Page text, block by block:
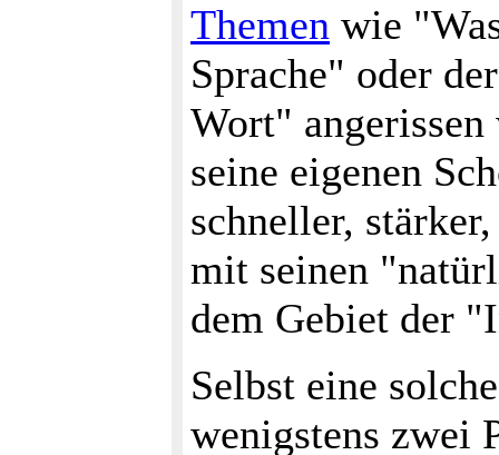
Themen wie
Sprache" oder
Wort" angerissen
seine eigenen
schneller,
mit seinen
dem Gebiet der
Selbst eine
wenigstens zwei